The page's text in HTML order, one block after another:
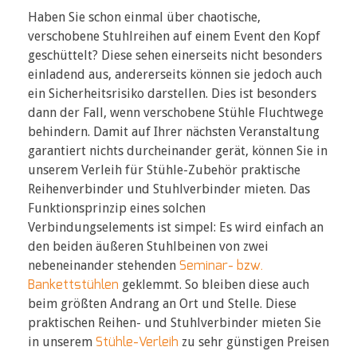
Haben Sie schon einmal über chaotische,
verschobene Stuhlreihen auf einem Event den Kopf
geschüttelt? Diese sehen einerseits nicht besonders
einladend aus, andererseits können sie jedoch auch
ein Sicherheitsrisiko darstellen. Dies ist besonders
dann der Fall, wenn verschobene Stühle Fluchtwege
behindern. Damit auf Ihrer nächsten Veranstaltung
garantiert nichts durcheinander gerät, können Sie in
unserem Verleih für Stühle-Zubehör praktische
Reihenverbinder und Stuhlverbinder mieten. Das
Funktionsprinzip eines solchen
Verbindungselements ist simpel: Es wird einfach an
den beiden äußeren Stuhlbeinen von zwei
nebeneinander stehenden Seminar- bzw.
Bankettstühlen geklemmt. So bleiben diese auch
beim größten Andrang an Ort und Stelle. Diese
praktischen Reihen- und Stuhlverbinder mieten Sie
in unserem Stühle-Verleih zu sehr günstigen Preisen